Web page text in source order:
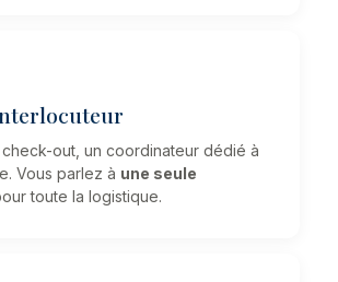
out, un coordinateur dédié à
Vous parlez à une seule
toute la logistique.